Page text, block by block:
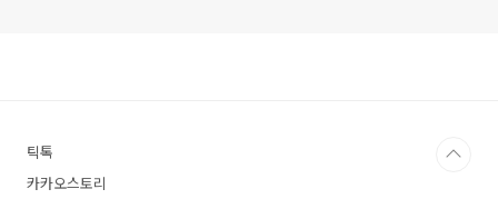
틱톡
카카오스토리